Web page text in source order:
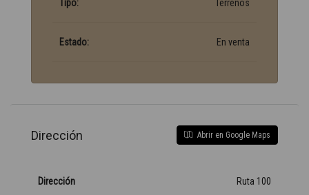
Tipo: Terrenos
Estado: En venta
Dirección Abrir en Google Maps
Dirección Ruta 100